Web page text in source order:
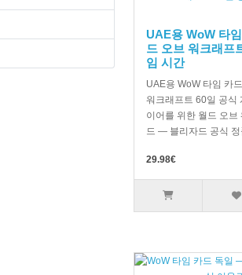
UAE용 WoW 타
드 오브 워크래프
임 시간
UAE용 WoW 타임 카
워크래프트 60일 공식
이어를 위한 월드 오브
드 — 블리자드 공식 정
29.98€